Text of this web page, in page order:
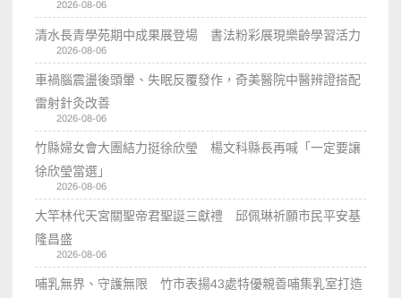
2026-08-06
清水長青學苑期中成果展登場 書法粉彩展現樂齡學習活力
2026-08-06
車禍腦震盪後頭暈、失眠反覆發作，奇美醫院中醫辨證搭配
雷射針灸改善
2026-08-06
竹縣婦女會大團結力挺徐欣瑩 楊文科縣長再喊「一定要讓
徐欣瑩當選」
2026-08-06
大竿林代天宮關聖帝君聖誕三獻禮 邱佩琳祈願市民平安基
隆昌盛
2026-08-06
哺乳無界、守護無限 竹市表揚43處特優親善哺集乳室打造